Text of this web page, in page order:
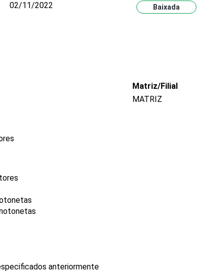
02/11/2022
Baixada
Matriz/Filial
MATRIZ
anteriormente